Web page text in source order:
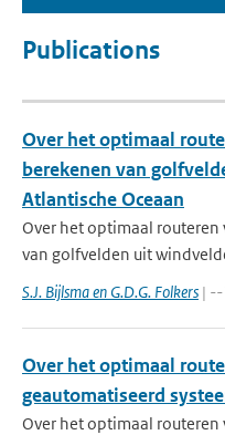
Publications
Over het optimaal
berekenen van
Atlantische Oceaan
Over het optimaal routeren
van golfvelden uit
S.J. Bijlsma en G.D.G. Folkers | --
Over het optimaal
geautomatiseerd
Over het optimaal routeren